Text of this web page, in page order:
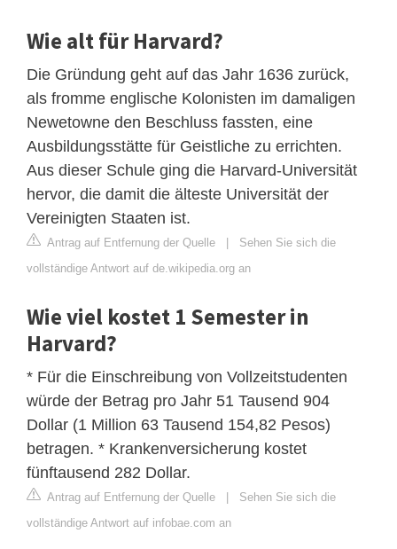
Wie alt für Harvard?
Die Gründung geht auf das Jahr 1636 zurück,
als fromme englische Kolonisten im damaligen
Newetowne den Beschluss fassten, eine
Ausbildungsstätte für Geistliche zu errichten.
Aus dieser Schule ging die Harvard-Universität
hervor, die damit die älteste Universität der
Vereinigten Staaten ist.
Antrag auf Entfernung der Quelle | Sehen Sie sich die
vollständige Antwort auf de.wikipedia.org an
Wie viel kostet 1 Semester in
Harvard?
* Für die Einschreibung von Vollzeitstudenten
würde der Betrag pro Jahr 51 Tausend 904
Dollar (1 Million 63 Tausend 154,82 Pesos)
betragen. * Krankenversicherung kostet
fünftausend 282 Dollar.
Antrag auf Entfernung der Quelle | Sehen Sie sich die
vollständige Antwort auf infobae.com an